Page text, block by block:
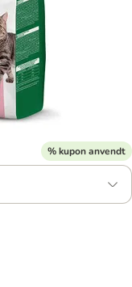
% kupon anvendt